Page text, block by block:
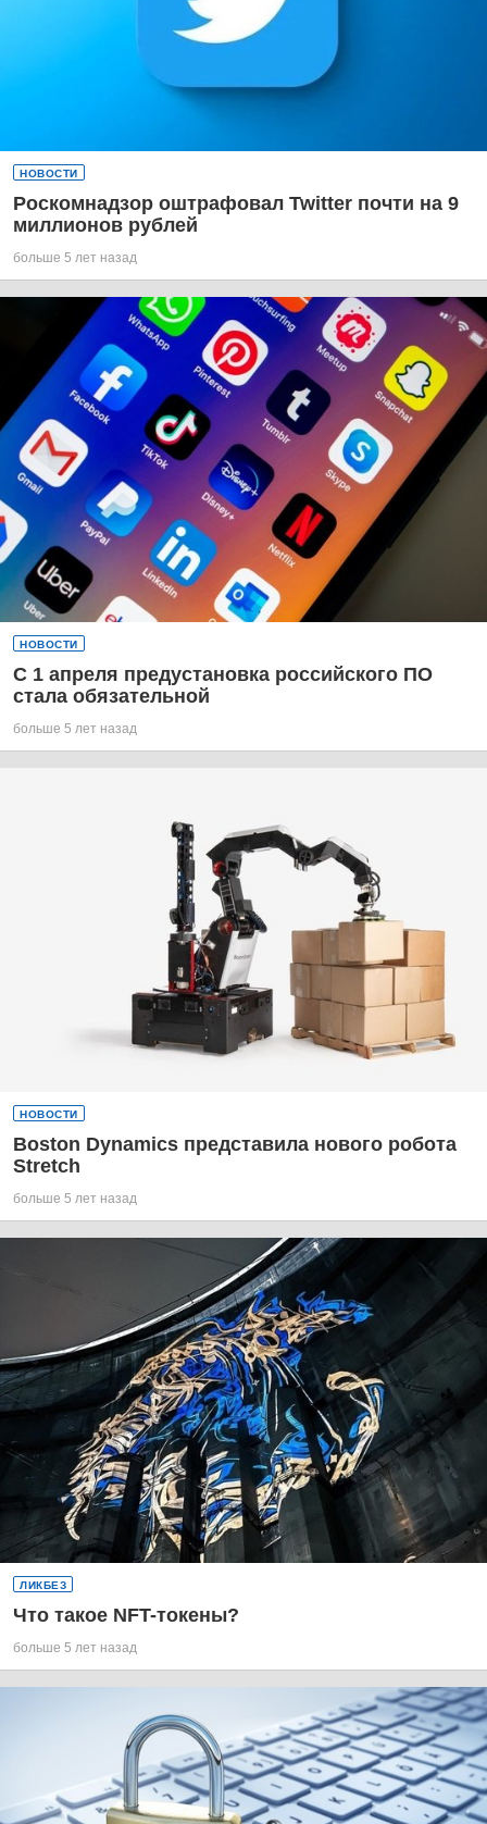
НОВОСТИ
Роскомнадзор оштрафовал Twitter почти на 9
миллионов рублей
больше 5 лет назад
НОВОСТИ
С 1 апреля предустановка российского ПО
стала обязательной
больше 5 лет назад
НОВОСТИ
Boston Dynamics представила нового робота
Stretch
больше 5 лет назад
ЛИКБЕЗ
Что такое NFT-токены?
больше 5 лет назад